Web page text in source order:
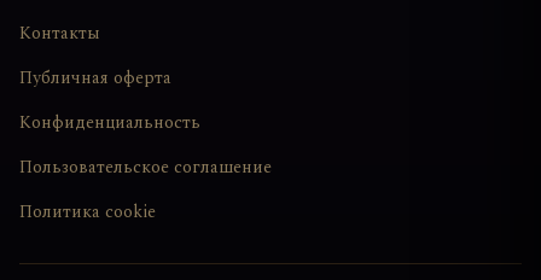
Контакты
Публичная оферта
Конфиденциальность
Пользовательское соглашение
Политика cookie